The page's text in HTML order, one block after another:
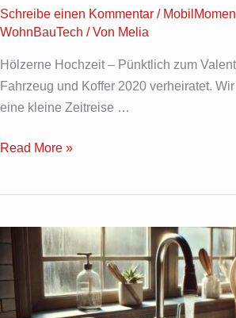
Schreibe einen Kommentar /
WohnBauTech / Von Melia
Hölzerne Hochzeit – Pünktlich zum
Fahrzeug und Koffer 2020 verheiratet.
eine kleine Zeitreise …
Read More »
Abwaschen
kaltem
Wasser